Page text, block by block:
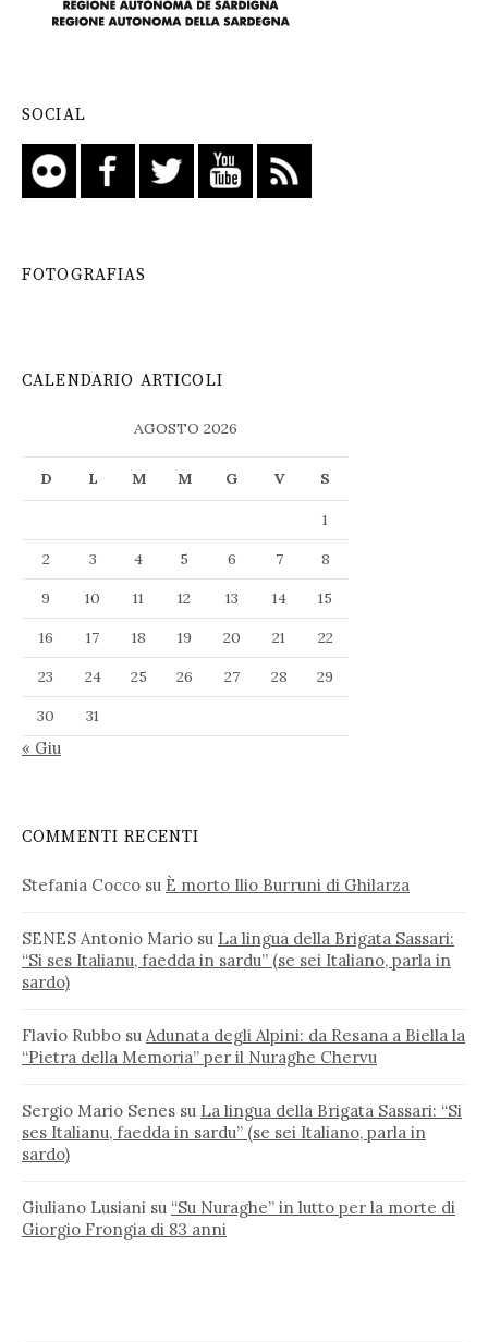
SOCIAL
FOTOGRAFIAS
CALENDARIO ARTICOLI
AGOSTO 2026
D L M M G V S
1
2
3 4 5 6 7
8
9
10 11 12 13 14
15
16
17 18 19 20 21
22
23
24 25 26 27 28
29
30
31
« Giu
COMMENTI RECENTI
Stefania Cocco su È morto Ilio Burruni di Ghilarza
SENES Antonio Mario su La lingua della Brigata Sassari:
“Si ses Italianu, faedda in sardu” (se sei Italiano, parla in
sardo)
Flavio Rubbo su Adunata degli Alpini: da Resana a Biella la
“Pietra della Memoria” per il Nuraghe Chervu
Sergio Mario Senes su La lingua della Brigata Sassari: “Si
ses Italianu, faedda in sardu” (se sei Italiano, parla in
sardo)
Giuliano Lusiani su “Su Nuraghe” in lutto per la morte di
Giorgio Frongia di 83 anni